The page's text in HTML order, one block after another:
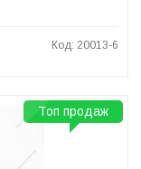
Код: 20013-6
Топ продаж